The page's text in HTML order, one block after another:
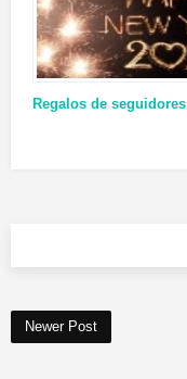
Regalos de seguidores
Newer Post